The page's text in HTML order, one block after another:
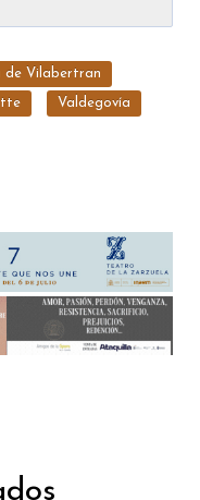
de Vilabertran
Valdegovía